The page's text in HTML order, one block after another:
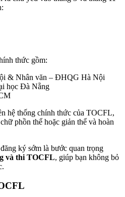
thức gồm:
& Nhân văn – ĐHQG Hà Nội
học Đà Nẵng
hệ thống chính thức của TOCFL,
phồn thể hoặc giản thể và hoàn
ký sớm là bước quan trọng
và thi TOCFL, giúp bạn không bỏ